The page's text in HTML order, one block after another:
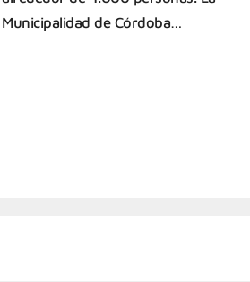
Municipalidad de Córdoba…